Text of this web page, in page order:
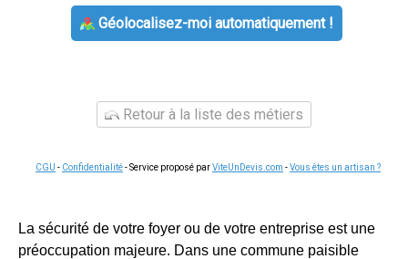
Géolocalisez-moi automatiquement !
Retour à la liste des métiers
CGU - Confidentialité- Service proposé parViteUnDevis.com -Vous êtes un artisan ?
La sécurité de votre foyer ou de votre entreprise est une
préoccupation majeure. Dans une commune paisible